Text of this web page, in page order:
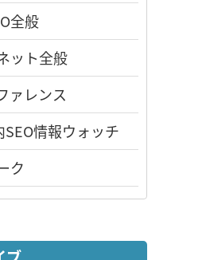
全般
ット全般
ァレンス
情報ウォッチ
ク